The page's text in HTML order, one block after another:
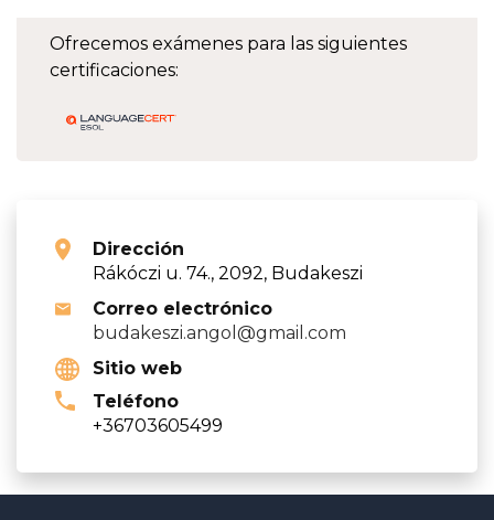
Ofrecemos exámenes para las siguientes
certificaciones:
Dirección
Rákóczi u. 74., 2092, Budakeszi
Correo electrónico
budakeszi.angol@gmail.com
Sitio web
Teléfono
+36703605499